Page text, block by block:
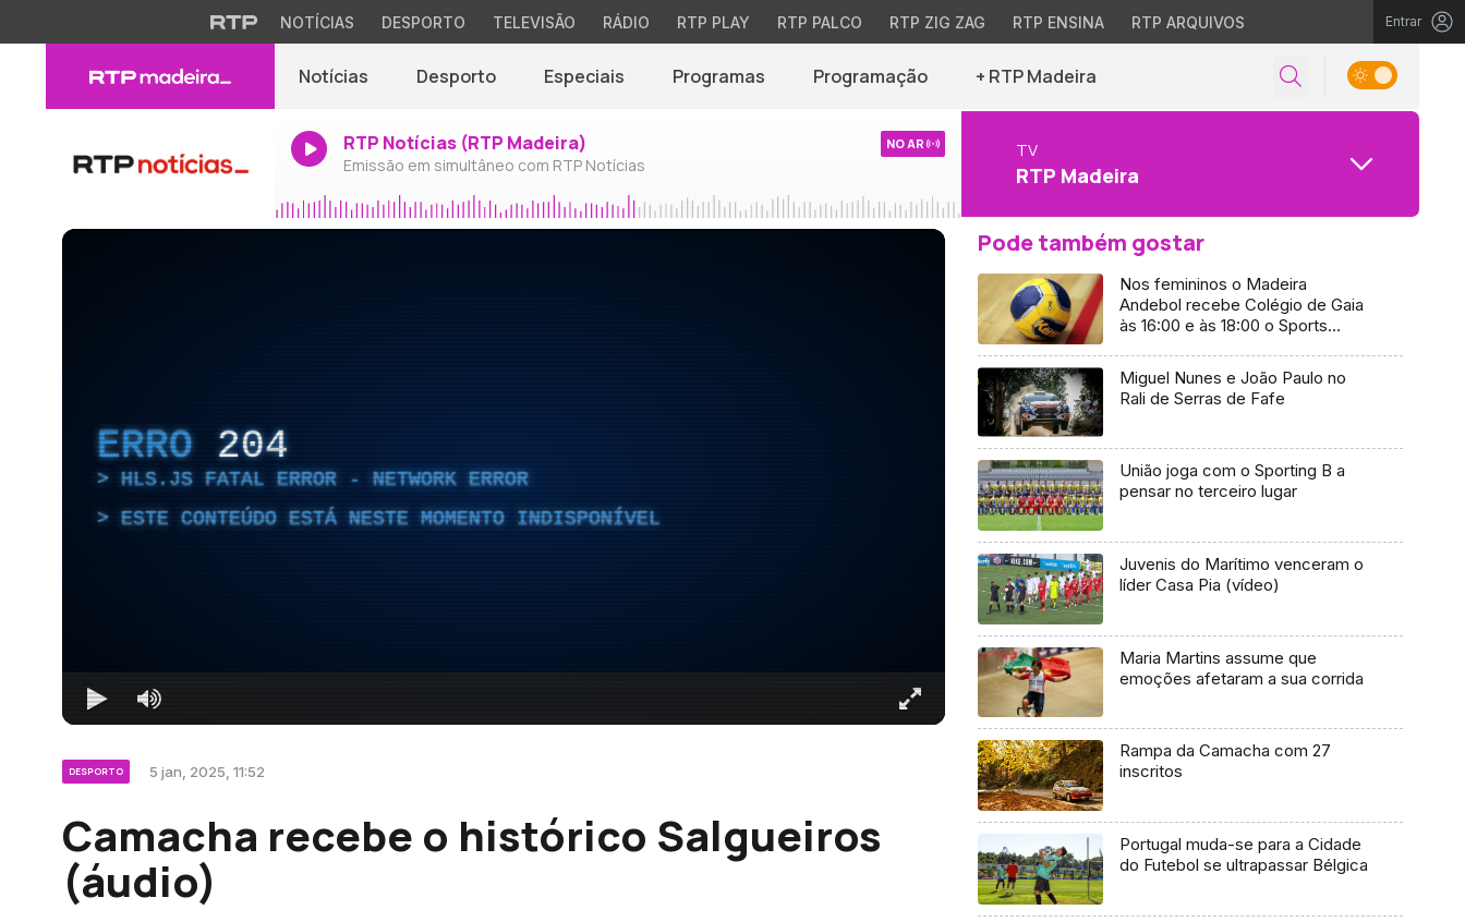
NOTÍCIAS DESPORTO TELEVISÃO RÁDIO RTP PLAY RTP PALCO RTP ZIG ZAG RTP ENSINA RTP ARQUIVOS Entrar
Notícias Desporto Especiais Programas Programação + RTP Madeira
RTP Notícias (RTP Madeira)
Emissão em simultâneo com RTP Notícias
NO AR TV
RTP Madeira
ERRO 204
HLS.JS FATAL ERROR - NETWORK ERROR
ESTE CONTEÚDO ESTÁ NESTE MOMENTO INDISPONÍVEL
DESPORTO 5 jan, 2025, 11:52
Camacha recebe o histórico Salgueiros
(áudio)
Pode também gostar
Nos femininos o Madeira
Andebol recebe Colégio de Gaia
às 16:00 e às 18:00 o Sports
Académico
Miguel Nunes e João Paulo no
Rali de Serras de Fafe
União joga com o Sporting B a
pensar no terceiro lugar
Juvenis do Marítimo venceram o
líder Casa Pia (vídeo)
Maria Martins assume que
emoções afetaram a sua corrida
Rampa da Camacha com 27
inscritos
Portugal muda-se para a Cidade
do Futebol se ultrapassar Bélgica